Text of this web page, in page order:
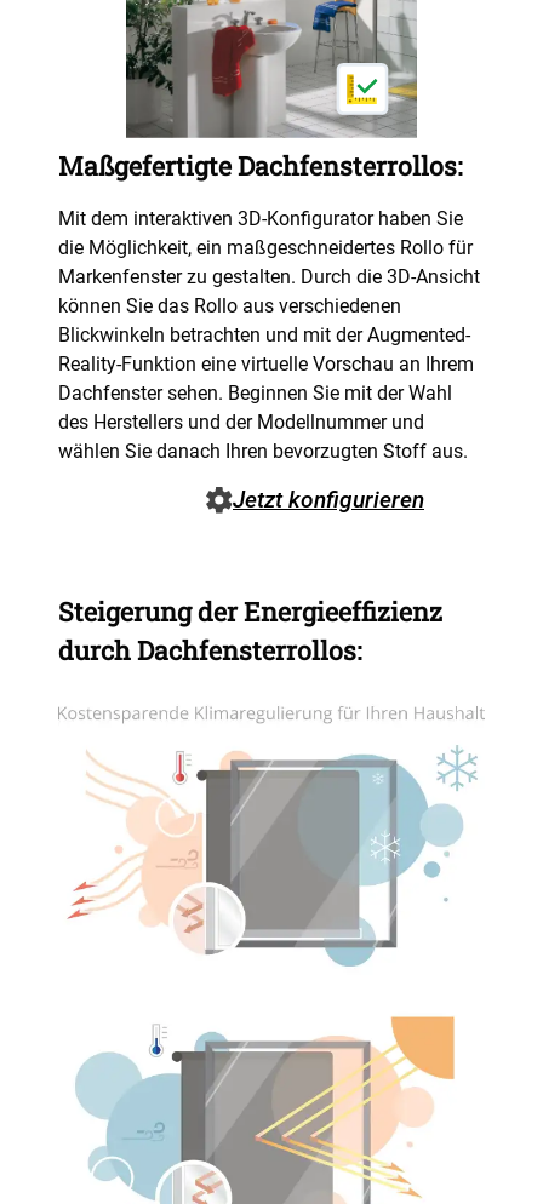
Maßgefertigte Dachfensterrollos:
Mit dem interaktiven 3D-Konfigurator haben Sie
die Möglichkeit, ein maßgeschneidertes Rollo für
Markenfenster zu gestalten. Durch die 3D-Ansicht
können Sie das Rollo aus verschiedenen
Blickwinkeln betrachten und mit der Augmented-
Reality-Funktion eine virtuelle Vorschau an Ihrem
Dachfenster sehen. Beginnen Sie mit der Wahl
des Herstellers und der Modellnummer und
wählen Sie danach Ihren bevorzugten Stoff aus.
Jetzt konfigurieren
Steigerung der Energieeffizienz
durch Dachfensterrollos: